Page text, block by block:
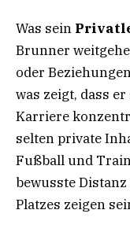
Was sein
Brunner
oder
was zeigt, dass
Karriere
selten private
Fußball und
bewusste
Platzes zeigen